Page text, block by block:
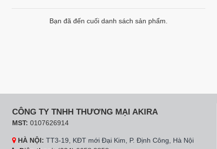
Bạn đã đến cuối danh sách sản phẩm.
CÔNG TY TNHH THƯƠNG MẠI AKIRA
MST: 0107626914
HÀ NỘI: TT3-19, KĐT mới Đại Kim, P. Định Công, Hà Nội